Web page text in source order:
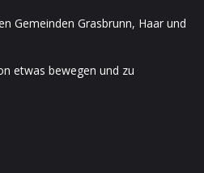
Gemeinden Grasbrunn, Haar und
etwas bewegen und zu